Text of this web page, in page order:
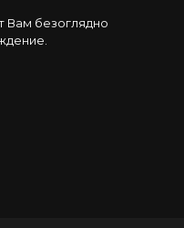
Вам безоглядно